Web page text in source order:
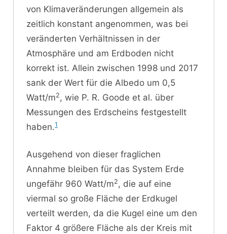
von Klimaveränderungen allgemein als
zeitlich konstant angenommen, was bei
veränderten Verhältnissen in der
Atmosphäre und am Erdboden nicht
korrekt ist. Allein zwischen 1998 und 2017
sank der Wert für die Albedo um 0,5
Watt/m2 , wie P. R. Goode et al. über
Messungen des Erdscheins festgestellt
haben.1
Ausgehend von dieser fraglichen
Annahme bleiben für das System Erde
ungefähr 960 Watt/m2, die auf eine
viermal so große Fläche der Erdkugel
verteilt werden, da die Kugel eine um den
Faktor 4 größere Fläche als der Kreis mit